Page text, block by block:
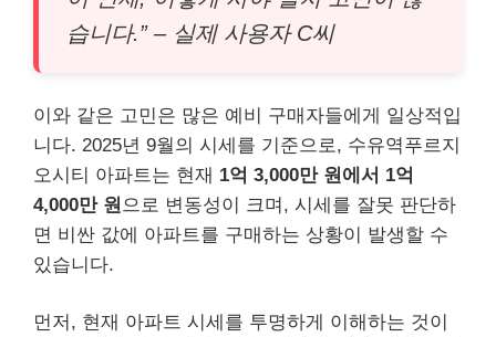
습니다.” – 실제 사용자 C씨
이와 같은 고민은 많은 예비 구매자들에게 일상적입
니다. 2025년 9월의 시세를 기준으로, 수유역푸르지
오시티 아파트는 현재 1억 3,000만 원에서 1억
4,000만 원 으로 변동성이 크며, 시세를 잘못 판단하
면 비싼 값에 아파트를 구매하는 상황이 발생할 수
있습니다.
먼저, 현재 아파트 시세를 투명하게 이해하는 것이